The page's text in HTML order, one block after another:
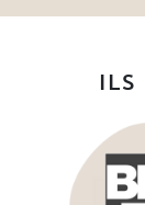
ILS